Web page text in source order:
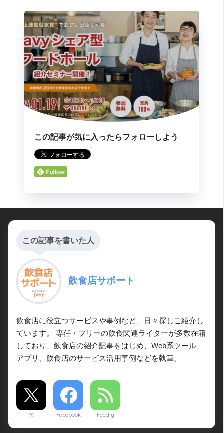
この記事が気に入ったらフォローしよう
この記事を書いた人
飲食店サポート
飲食店に役立つサービスや事例など、日々探しご紹介し
ています。 専任・フリーの飲食関連ライターが多数在籍
しており、飲食店の紹介記事をはじめ、Web系ツール、
アプリ、飲食店のサービス活用事例などを執筆。
X Facebook Feedly